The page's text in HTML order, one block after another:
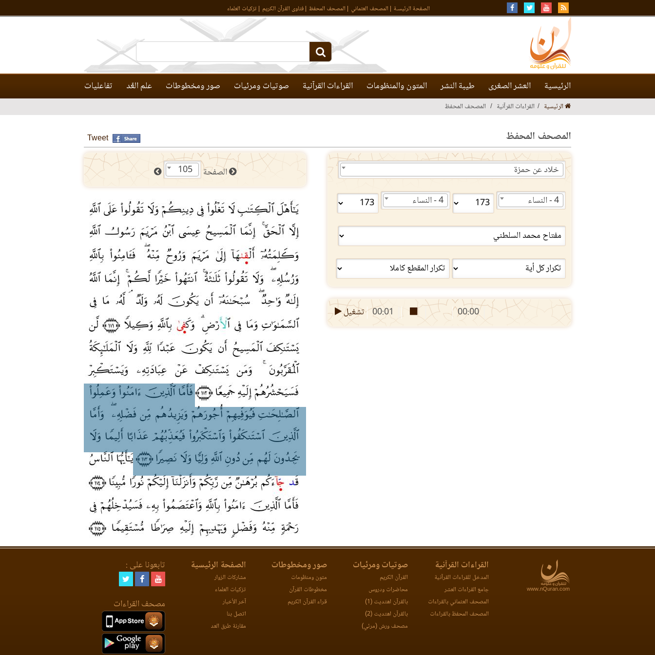
الصفحة الرئيسـة المصحف العثماني المصحف المحفظ فتاوى القرآن الكريم تزكيات العلماء
الرئيسية العشر الصغرى طيبة النشر المتون والمنظومات القراءات القرآنية صوتيات ومرئيات صور ومخطوطات علم العَّد تفاعليات
الرئيسية القراءات القرآنية المصحف المحفظ
المصحف المحفظ Tweet
خلاد عن حمزة
4 - النساء 4 - النساء
00:00
00:01 تشغيل
الصفحة 105
www.nQuran.com
القراءات القرآنية
المدخل للقراءات القرآنية
جامع القراءات العشر
المصحف العثماني بالقراءات
المصحف المحفظ بالقراءات
صوتيات ومرئيات
القرآن الكريم
محاضرات ودروس
بالقرآن اهتديت (1)
بالقرآن اهتديت (2)
مصحف ورش (مرئي)
صور ومخطوطات
متون ومنظومات
مخطوطات القرآن
قراء القرآن الكريم
الصفحة الرئيسية
مشاركات الزوار
تزكيات العلماء
آخر الأخبار
اتصل بنا
مقارنة طرق العد
تابعونا على :
مصحف القراءات